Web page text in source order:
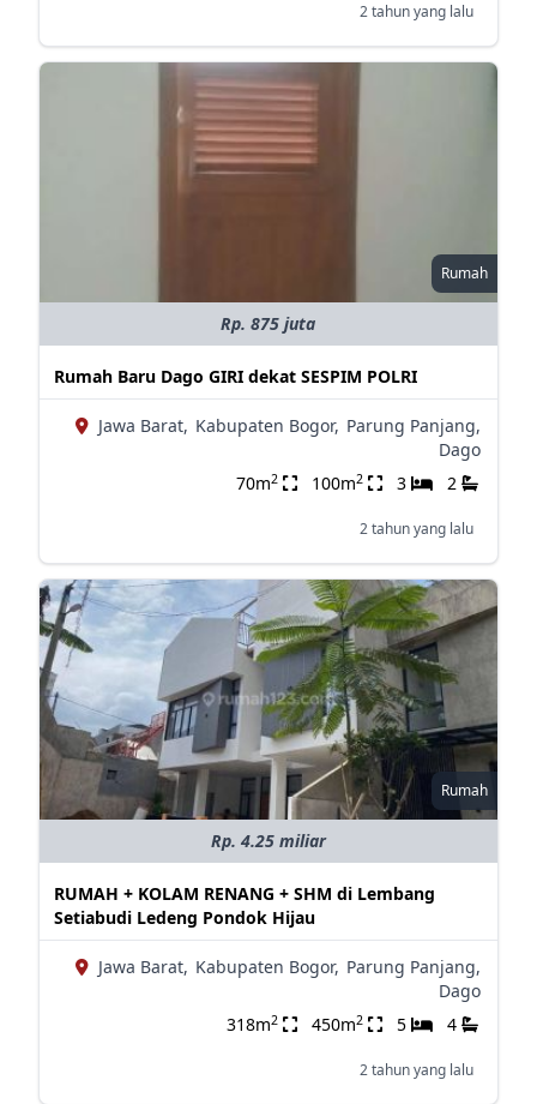
2 tahun yang lalu
Rumah
Rp. 875 juta
Rumah Baru Dago GIRI dekat SESPIM POLRI
Jawa Barat, Kabupaten Bogor, Parung Panjang,
Dago
70m2 100m2 3 2
2 tahun yang lalu
Rumah
Rp. 4.25 miliar
RUMAH + KOLAM RENANG + SHM di Lembang
Setiabudi Ledeng Pondok Hijau
Jawa Barat, Kabupaten Bogor, Parung Panjang,
Dago
318m2 450m2 5 4
2 tahun yang lalu